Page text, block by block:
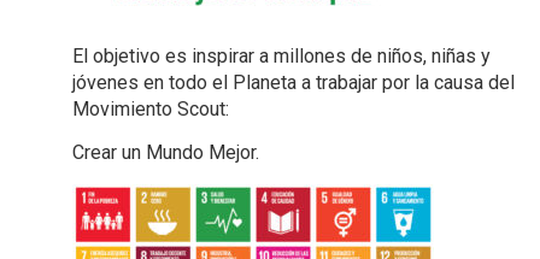
El objetivo es inspirar a millones de niños, niñas y
jóvenes en todo el Planeta a trabajar por la causa del
Movimiento Scout:
Crear un Mundo Mejor.